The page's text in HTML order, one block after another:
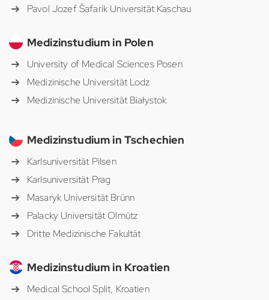
Pavol Jozef Šafarik Universität Kaschau
Medizinstudium in Polen
University of Medical Sciences Posen
Medizinische Universität Lodz
Medizinische Universität Białystok
Medizinstudium in Tschechien
Karlsuniversität Pilsen
Karlsuniversität Prag
Masaryk Universität Brünn
Palacky Universität Olmütz
Dritte Medizinische Fakultät
Medizinstudium in Kroatien
Medical School Split, Kroatien